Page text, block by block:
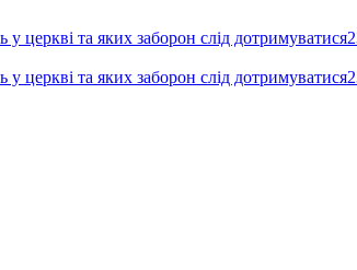
церкві та яких заборон слід дотримуватися
церкві та яких заборон слід дотримуватися